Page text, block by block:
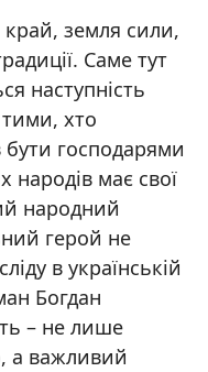
земля сили,
Саме тут
наступність
тими, хто
господарями
народів має свої
народний
герой не
в українській
Богдан
– не лише
а важливий